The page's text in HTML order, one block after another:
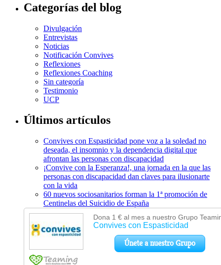
Categorías del blog
Divulgación
Entrevistas
Noticias
Notificación Convives
Reflexiones
Reflexiones Coaching
Sin categoría
Testimonio
UCP
Últimos artículos
Convives con Espasticidad pone voz a la soledad no
deseada, el insomnio y la dependencia digital que
afrontan las personas con discapacidad
¡Convive con la Esperanza!, una jornada en la que las
personas con discapacidad dan claves para ilusionarte
con la vida
60 nuevos sociosanitarios forman la 1ª promoción de
Centinelas del Suicidio de España